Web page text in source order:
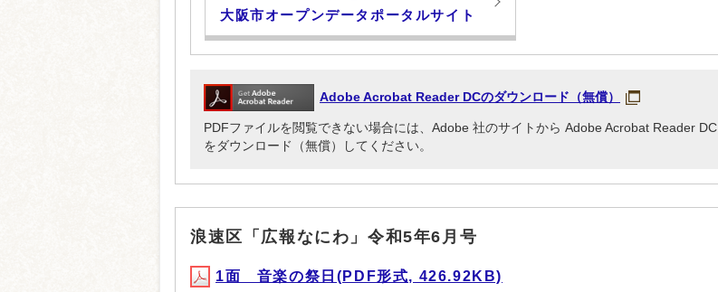
大阪市オープンデータポータルサイト
Adobe Acrobat Reader DCのダウンロード（無償）
PDFファイルを閲覧できない場合には、Adobe 社のサイトから Adobe Acrobat Reader DC
をダウンロード（無償）してください。
浪速区「広報なにわ」令和5年6月号
1面 音楽の祭日(PDF形式, 426.92KB)